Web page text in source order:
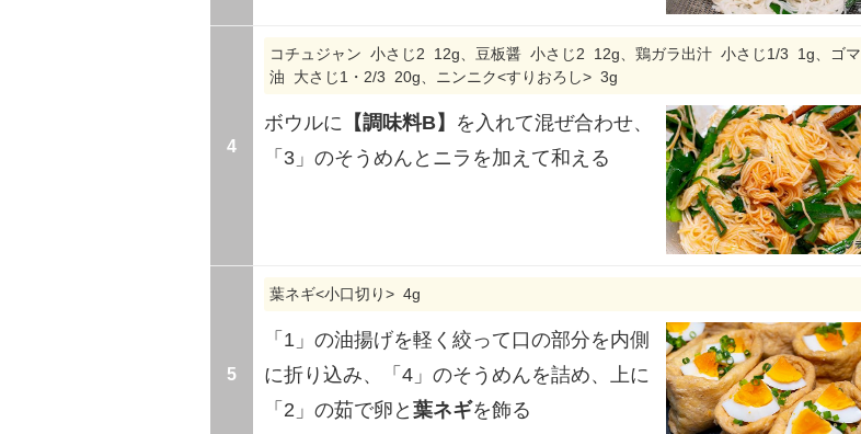
4
コチュジャン 小さじ2 12g、豆板醤 小さじ2 12g、鶏ガラ出汁 小さじ1/3 1g、ゴマ
油 大さじ1・2/3 20g、ニンニク<すりおろし> 3g
ボウルに 【調味料B】 を入れて混ぜ合わせ、
「3」のそうめんとニラを加えて和える
5
葉ネギ<小口切り> 4g
「1」の油揚げを軽く絞って口の部分を内側
に折り込み、「4」のそうめんを詰め、上に
「2」の茹で卵と 葉ネギを飾る